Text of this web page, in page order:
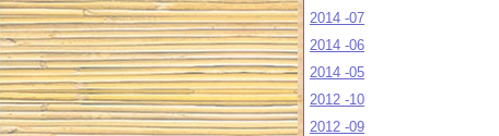
2014 -07
2014 -06
2014 -05
2012 -10
2012 -09